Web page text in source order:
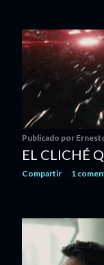
Publicado por
EL CLICHÉ
Compartir 1